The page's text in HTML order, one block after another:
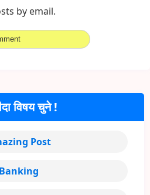
by email.
विषय चुने !
Post
Banking